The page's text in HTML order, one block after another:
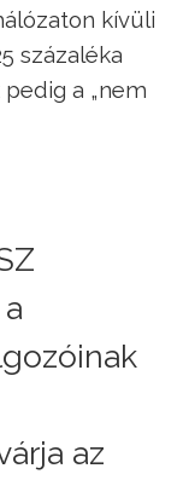
kívüli
százaléka
a „nem
az